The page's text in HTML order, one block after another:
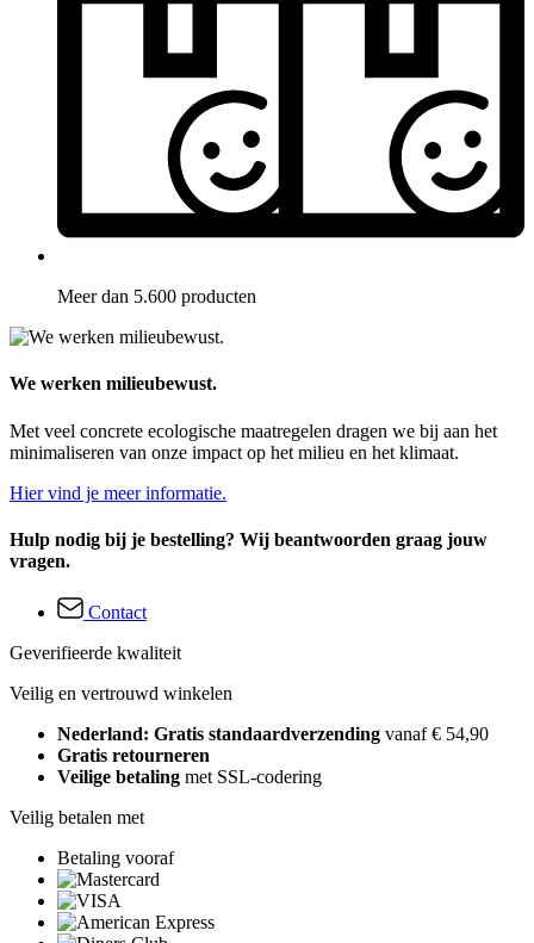
Meer dan 5.600 producten
We werken milieubewust.
Met veel concrete ecologische maatregelen dragen we bij aan het
minimaliseren van onze impact op het milieu en het klimaat.
Hier vind je meer informatie.
Hulp nodig bij je bestelling? Wij beantwoorden graag jouw
vragen.
Contact
Geverifieerde kwaliteit
Veilig en vertrouwd winkelen
Nederland: Gratis standaardverzending vanaf € 54,90
Gratis retourneren
Veilige betaling met SSL-codering
Veilig betalen met
Betaling vooraf